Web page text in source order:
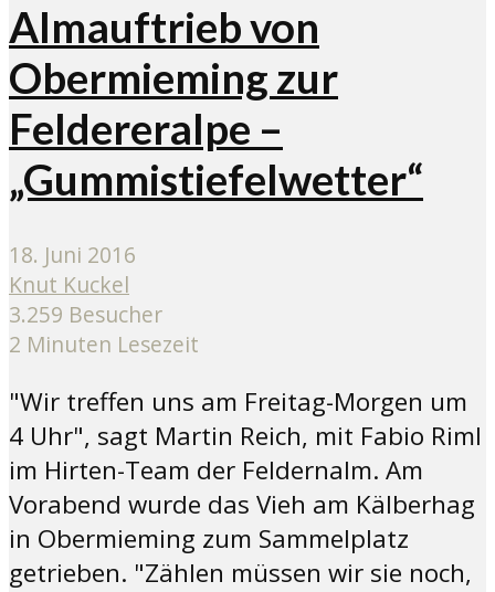
Almauftrieb von
Obermieming zur
Feldereralpe –
„Gummistiefelwetter“
18. Juni 2016
Knut Kuckel
3.259 Besucher
2 Minuten Lesezeit
"Wir treffen uns am Freitag-Morgen um
4 Uhr", sagt Martin Reich, mit Fabio Riml
im Hirten-Team der Feldernalm. Am
Vorabend wurde das Vieh am Kälberhag
in Obermieming zum Sammelplatz
getrieben. "Zählen müssen wir sie noch,